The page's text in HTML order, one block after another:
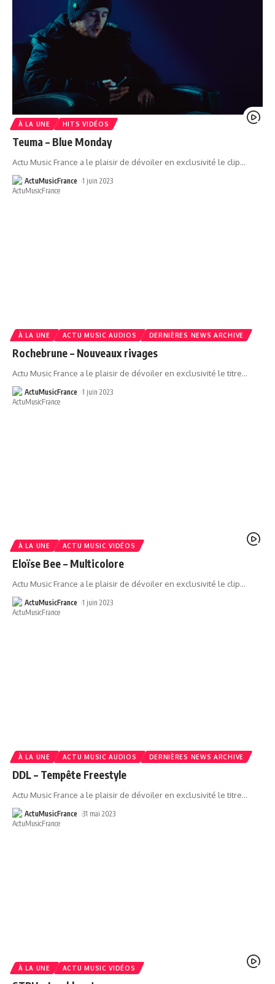
À LA UNE HITS VIDÉOS
Teuma – Blue Monday
Actu Music France a le plaisir de dévoiler en exclusivité le clip…
ActuMusicFrance 1 juin 2023
À LA UNE ACTU MUSIC AUDIOS DERNIÈRES NEWS ARCHIVE
Rochebrune – Nouveaux rivages
Actu Music France a le plaisir de dévoiler en exclusivité le titre…
ActuMusicFrance 1 juin 2023
À LA UNE ACTU MUSIC VIDÉOS
Eloïse Bee – Multicolore
Actu Music France a le plaisir de dévoiler en exclusivité le clip…
ActuMusicFrance 1 juin 2023
À LA UNE ACTU MUSIC AUDIOS DERNIÈRES NEWS ARCHIVE
DDL – Tempête Freestyle
Actu Music France a le plaisir de dévoiler en exclusivité le titre…
ActuMusicFrance 31 mai 2023
À LA UNE ACTU MUSIC VIDÉOS